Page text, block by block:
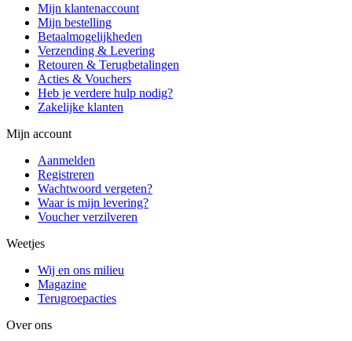
Mijn klantenaccount
Mijn bestelling
Betaalmogelijkheden
Verzending & Levering
Retouren & Terugbetalingen
Acties & Vouchers
Heb je verdere hulp nodig?
Zakelijke klanten
Mijn account
Aanmelden
Registreren
Wachtwoord vergeten?
Waar is mijn levering?
Voucher verzilveren
Weetjes
Wij en ons milieu
Magazine
Terugroepacties
Over ons